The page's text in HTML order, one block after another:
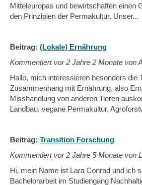
Mitteleuropas und bewirtschaften einen
den Prinzipien der Permakultur. Unser...
Beitrag: (Lokale) Ernährung
Kommentiert vor2 Jahre 2 Monate von
Hallo, mich interessieren besonders die
Zusammenhang mit Ernährung, also
Misshandlung von anderen Tieren
Landbau, vegane Permakultur,
Beitrag: Transition Forschung
Kommentiert vor2 Jahre 5 Monate von
Hi, mein Name ist Lara Conrad und ich
Bachelorarbeit im Studiengang